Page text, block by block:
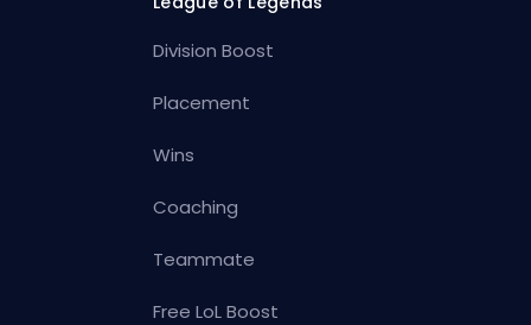
Division Boost
Placement
Wins
Coaching
Teammate
Free LoL Boost